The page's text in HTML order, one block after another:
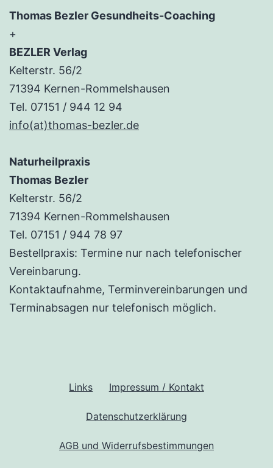
Thomas Bezler Gesundheits-Coaching
+
BEZLER Verlag
Kelterstr. 56/2
71394 Kernen-Rommelshausen
Tel. 07151 / 944 12 94
info(at)thomas-bezler.de
Naturheilpraxis
Thomas Bezler
Kelterstr. 56/2
71394 Kernen-Rommelshausen
Tel. 07151 / 944 78 97
Bestellpraxis: Termine nur nach telefonischer
Vereinbarung.
Kontaktaufnahme, Terminvereinbarungen und
Terminabsagen nur telefonisch möglich.
Links Impressum / Kontakt
Datenschutzerklärung
AGB und Widerrufsbestimmungen